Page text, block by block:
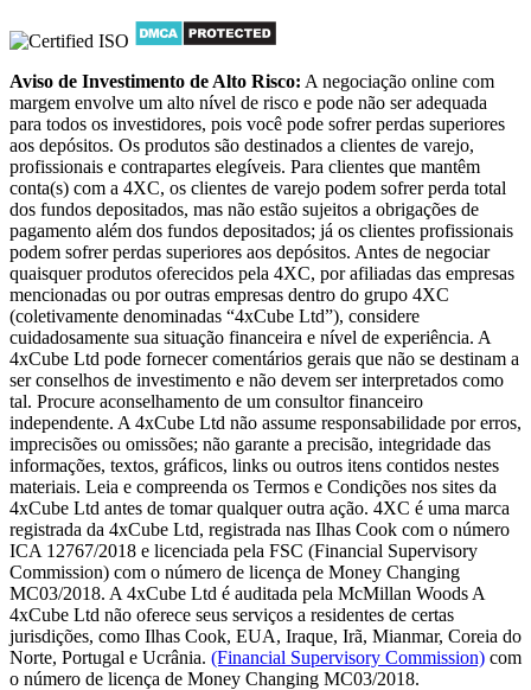
Aviso de Investimento de Alto Risco: A negociação online com
margem envolve um alto nível de risco e pode não ser adequada
para todos os investidores, pois você pode sofrer perdas superiores
aos depósitos. Os produtos são destinados a clientes de varejo,
profissionais e contrapartes elegíveis. Para clientes que mantêm
conta(s) com a 4XC, os clientes de varejo podem sofrer perda total
dos fundos depositados, mas não estão sujeitos a obrigações de
pagamento além dos fundos depositados; já os clientes profissionais
podem sofrer perdas superiores aos depósitos. Antes de negociar
quaisquer produtos oferecidos pela 4XC, por afiliadas das empresas
mencionadas ou por outras empresas dentro do grupo 4XC
(coletivamente denominadas “4xCube Ltd”), considere
cuidadosamente sua situação financeira e nível de experiência. A
4xCube Ltd pode fornecer comentários gerais que não se destinam a
ser conselhos de investimento e não devem ser interpretados como
tal. Procure aconselhamento de um consultor financeiro
independente. A 4xCube Ltd não assume responsabilidade por erros,
imprecisões ou omissões; não garante a precisão, integridade das
informações, textos, gráficos, links ou outros itens contidos nestes
materiais. Leia e compreenda os Termos e Condições nos sites da
4xCube Ltd antes de tomar qualquer outra ação. 4XC é uma marca
registrada da 4xCube Ltd, registrada nas Ilhas Cook com o número
ICA 12767/2018 e licenciada pela FSC (Financial Supervisory
Commission) com o número de licença de Money Changing
MC03/2018. A 4xCube Ltd é auditada pela McMillan Woods A
4xCube Ltd não oferece seus serviços a residentes de certas
jurisdições, como Ilhas Cook, EUA, Iraque, Irã, Mianmar, Coreia do
Norte, Portugal e Ucrânia. (Financial Supervisory Commission) com
o número de licença de Money Changing MC03/2018.